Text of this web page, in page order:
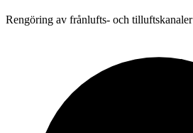
Rengöring av frånlufts- och tilluftskanaler